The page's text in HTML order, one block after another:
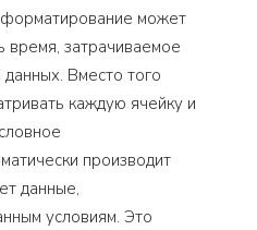
может
время, затрачиваемое
Вместо того
каждую ячейку и
производит
данные,
условиям. Это